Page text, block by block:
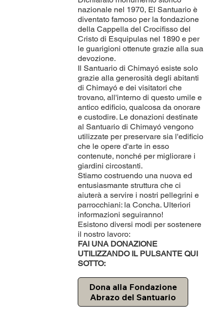
nazionale nel 1970, El Santuario è
diventato famoso per la fondazione
della Cappella del Crocifisso del
Cristo di Esquipulas nel 1890 e per
le guarigioni ottenute grazie alla sua
devozione.
Il Santuario di Chimayó esiste solo
grazie alla generosità degli abitanti
di Chimayó e dei visitatori che
trovano, all'interno di questo umile e
antico edificio, qualcosa da onorare
e custodire. Le donazioni destinate
al Santuario di Chimayó vengono
utilizzate per preservare sia l'edificio
che le opere d'arte in esso
contenute, nonché per migliorare i
giardini circostanti.
Stiamo costruendo una nuova ed
entusiasmante struttura che ci
aiuterà a servire i nostri pellegrini e
parrocchiani: la Concha. Ulteriori
informazioni seguiranno!
Esistono diversi modi per sostenere
il nostro lavoro:
FAI UNA DONAZIONE
UTILIZZANDO IL PULSANTE QUI
SOTTO:
Dona alla Fondazione
Abrazo del Santuario